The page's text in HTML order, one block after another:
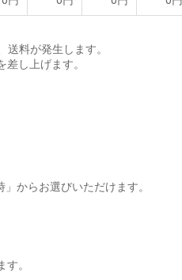
料が発生します。
し上げます。
からお選びいただけます。
。